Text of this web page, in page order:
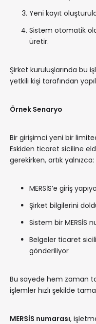
Yeni kayıt
Sistem otomatik
üretir.
Şirket kuruluşlarında bu
yetkili kişi tarafından
Örnek Senaryo
Bir girişimci yeni bir
Eskiden ticaret siciline
gerekirken, artık yalnızca:
MERSİS’e giriş
Şirket bilgilerini
Sistem bir MERSİS
Belgeler ticaret
gönderiliyor
Bu sayede hem zaman
işlemler hızlı şekilde
MERSİS numarası,